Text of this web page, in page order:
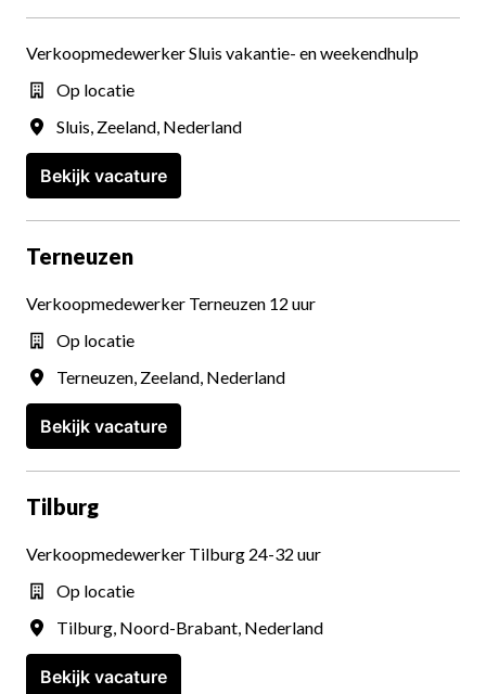
Verkoopmedewerker Sluis vakantie- en weekendhulp
Op locatie
Sluis, Zeeland, Nederland
Bekijk vacature
Terneuzen
Verkoopmedewerker Terneuzen 12 uur
Op locatie
Terneuzen, Zeeland, Nederland
Bekijk vacature
Tilburg
Verkoopmedewerker Tilburg 24-32 uur
Op locatie
Tilburg, Noord-Brabant, Nederland
Bekijk vacature